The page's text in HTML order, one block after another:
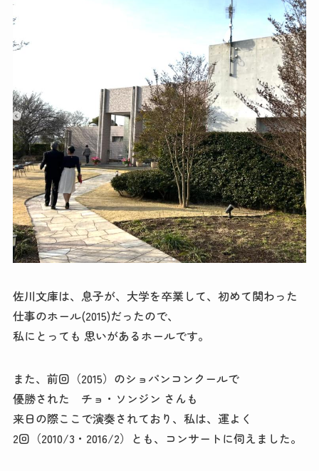
佐川文庫は、息子が、大学を卒業して、初めて関わった
仕事のホール(2015)だったので、
私にとっても 思いがあるホールです。
また、前回（2015）のショパンコンクールで
優勝された チョ・ソンジン さんも
来日の際ここで演奏されており、私は、運よく
2回（2010/3・2016/2）とも、コンサートに伺えました。